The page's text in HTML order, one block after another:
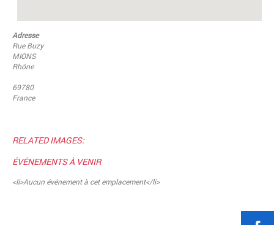
Adresse
Rue Buzy
MIONS
Rhône
69780
France
RELATED IMAGES:
ÉVÉNEMENTS À VENIR
<li>Aucun événement à cet emplacement</li>